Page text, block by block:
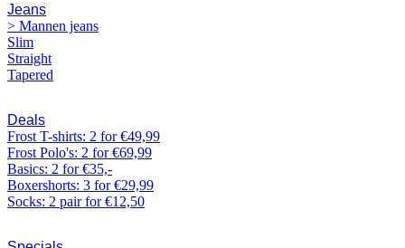
Jeans
> Mannen jeans
Slim
Straight
Tapered
Deals
Frost T-shirts: 2 for €49,99
Frost Polo's: 2 for €69,99
Basics: 2 for €35,-
Boxershorts: 3 for €29,99
Socks: 2 pair for €12,50